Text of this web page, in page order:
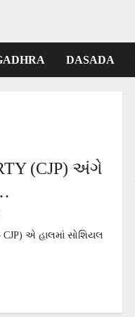
DASADA
(CJP) અંગે
– CJP) એ હાલમાં સોશિયલ